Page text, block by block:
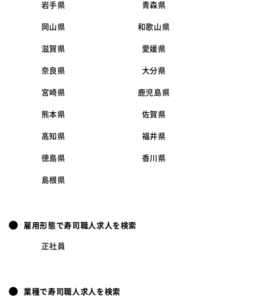
岩手県 青森県
岡山県 和歌山県
滋賀県 愛媛県
奈良県 大分県
宮崎県 鹿児島県
熊本県 佐賀県
高知県 福井県
徳島県 香川県
島根県
雇用形態で寿司職人求人を検索
正社員
業種で寿司職人求人を検索